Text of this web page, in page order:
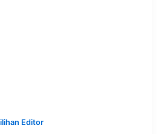
Editor